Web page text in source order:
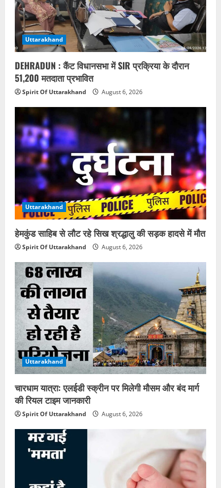
Uttarakhand
DEHRADUN : कैंट विधानसभा में SIR प्रक्रिया के दौरान
51,200 मतदाता प्रभावित
Spirit Of Uttarakhand August 6, 2026
Uttarakhand
हेमकुंड साहिब से लौट रहे सिख श्रद्धालु की सड़क हादसे में मौत
Spirit Of Uttarakhand August 6, 2026
Uttarakhand
चारधाम यात्रा: एलईडी स्क्रीन पर मिलेगी मौसम और बंद मार्ग
की रियल टाइम जानकारी
Spirit Of Uttarakhand August 6, 2026